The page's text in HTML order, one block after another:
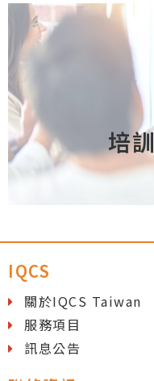
培
IQCS
關於IQCS Taiwan
服務項目
訊息公告